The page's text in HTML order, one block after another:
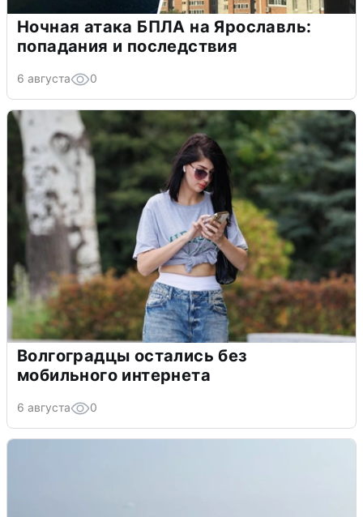
Ночная атака БПЛА на Ярославль:
попадания и последствия
6 августа 0
Волгоградцы остались без
мобильного интернета
6 августа 0